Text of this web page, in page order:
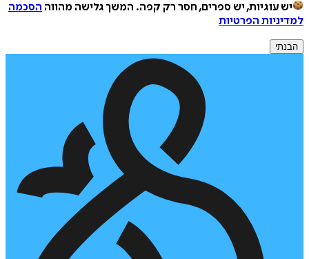
יש עוגיות, יש ספרים, חסר רק קפה. המשך גלישה מהווה הסכמה
למדיניות הפרטיות
הבנתי